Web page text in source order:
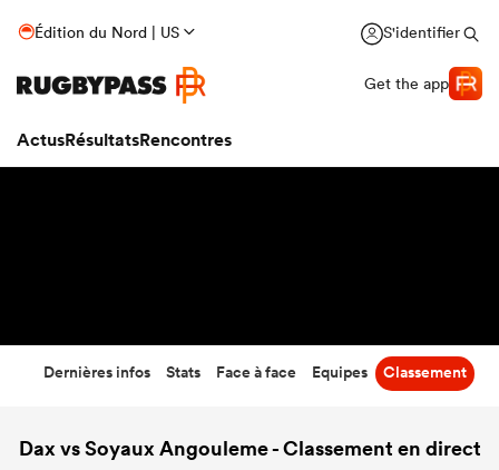
Édition du Nord | US S'identifier
Get the app
ActusRésultatsRencontres
Dernières infos Stats Face à face Equipes Classement
Dax vs Soyaux Angouleme - Classement en direct